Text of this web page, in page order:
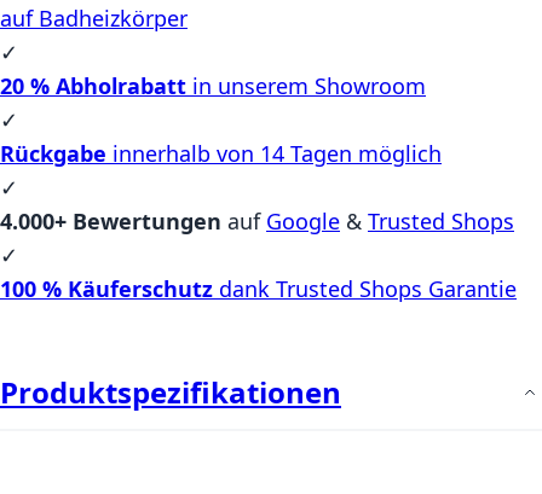
auf Badheizkörper
✓
20 % Abholrabatt in unserem Showroom
✓
Rückgabe innerhalb von 14 Tagen möglich
✓
4.000+ Bewertungen auf Google & Trusted Shops
✓
100 % Käuferschutz dank Trusted Shops Garantie
Produktspezifikationen